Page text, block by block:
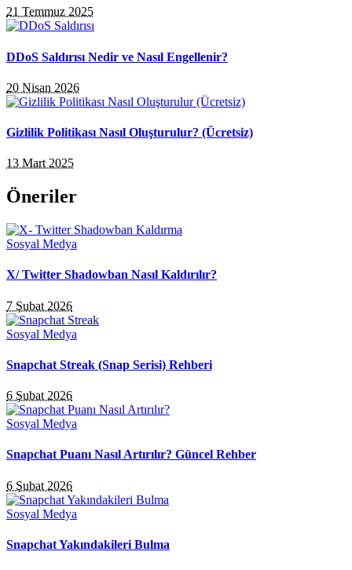
21 Temmuz 2025
DDoS Saldırısı Nedir ve Nasıl Engellenir?
20 Nisan 2026
Gizlilik Politikası Nasıl Oluşturulur? (Ücretsiz)
13 Mart 2025
Öneriler
Sosyal Medya
X/ Twitter Shadowban Nasıl Kaldırılır?
7 Şubat 2026
Sosyal Medya
Snapchat Streak (Snap Serisi) Rehberi
6 Şubat 2026
Sosyal Medya
Snapchat Puanı Nasıl Artırılır? Güncel Rehber
6 Şubat 2026
Sosyal Medya
Snapchat Yakındakileri Bulma